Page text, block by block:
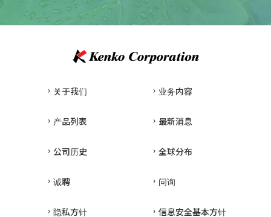
关于我们 业务内容
产品列表 最新消息
公司历史 全球分布
诚聘 问询
隐私方针 信息安全基本方针